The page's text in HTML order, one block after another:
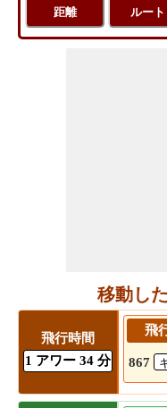
距離
ルート
移動し
飛行時間
1 アワー 34 分
飛
867